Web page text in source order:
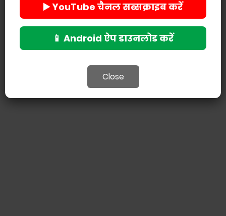
▶️ YouTube चैनल सब्सक्राइब करें
📱 Android ऐप डाउनलोड करें
Close